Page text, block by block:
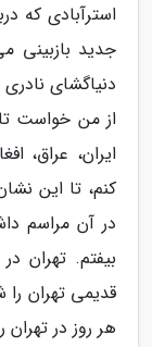
استرآبادی که
جدید بازبینی
دنیاگشای
از من خواست تا
ایران، عراق،
کنم، تا این
در آن مراسم
بیفتم. تهران
هر روز در